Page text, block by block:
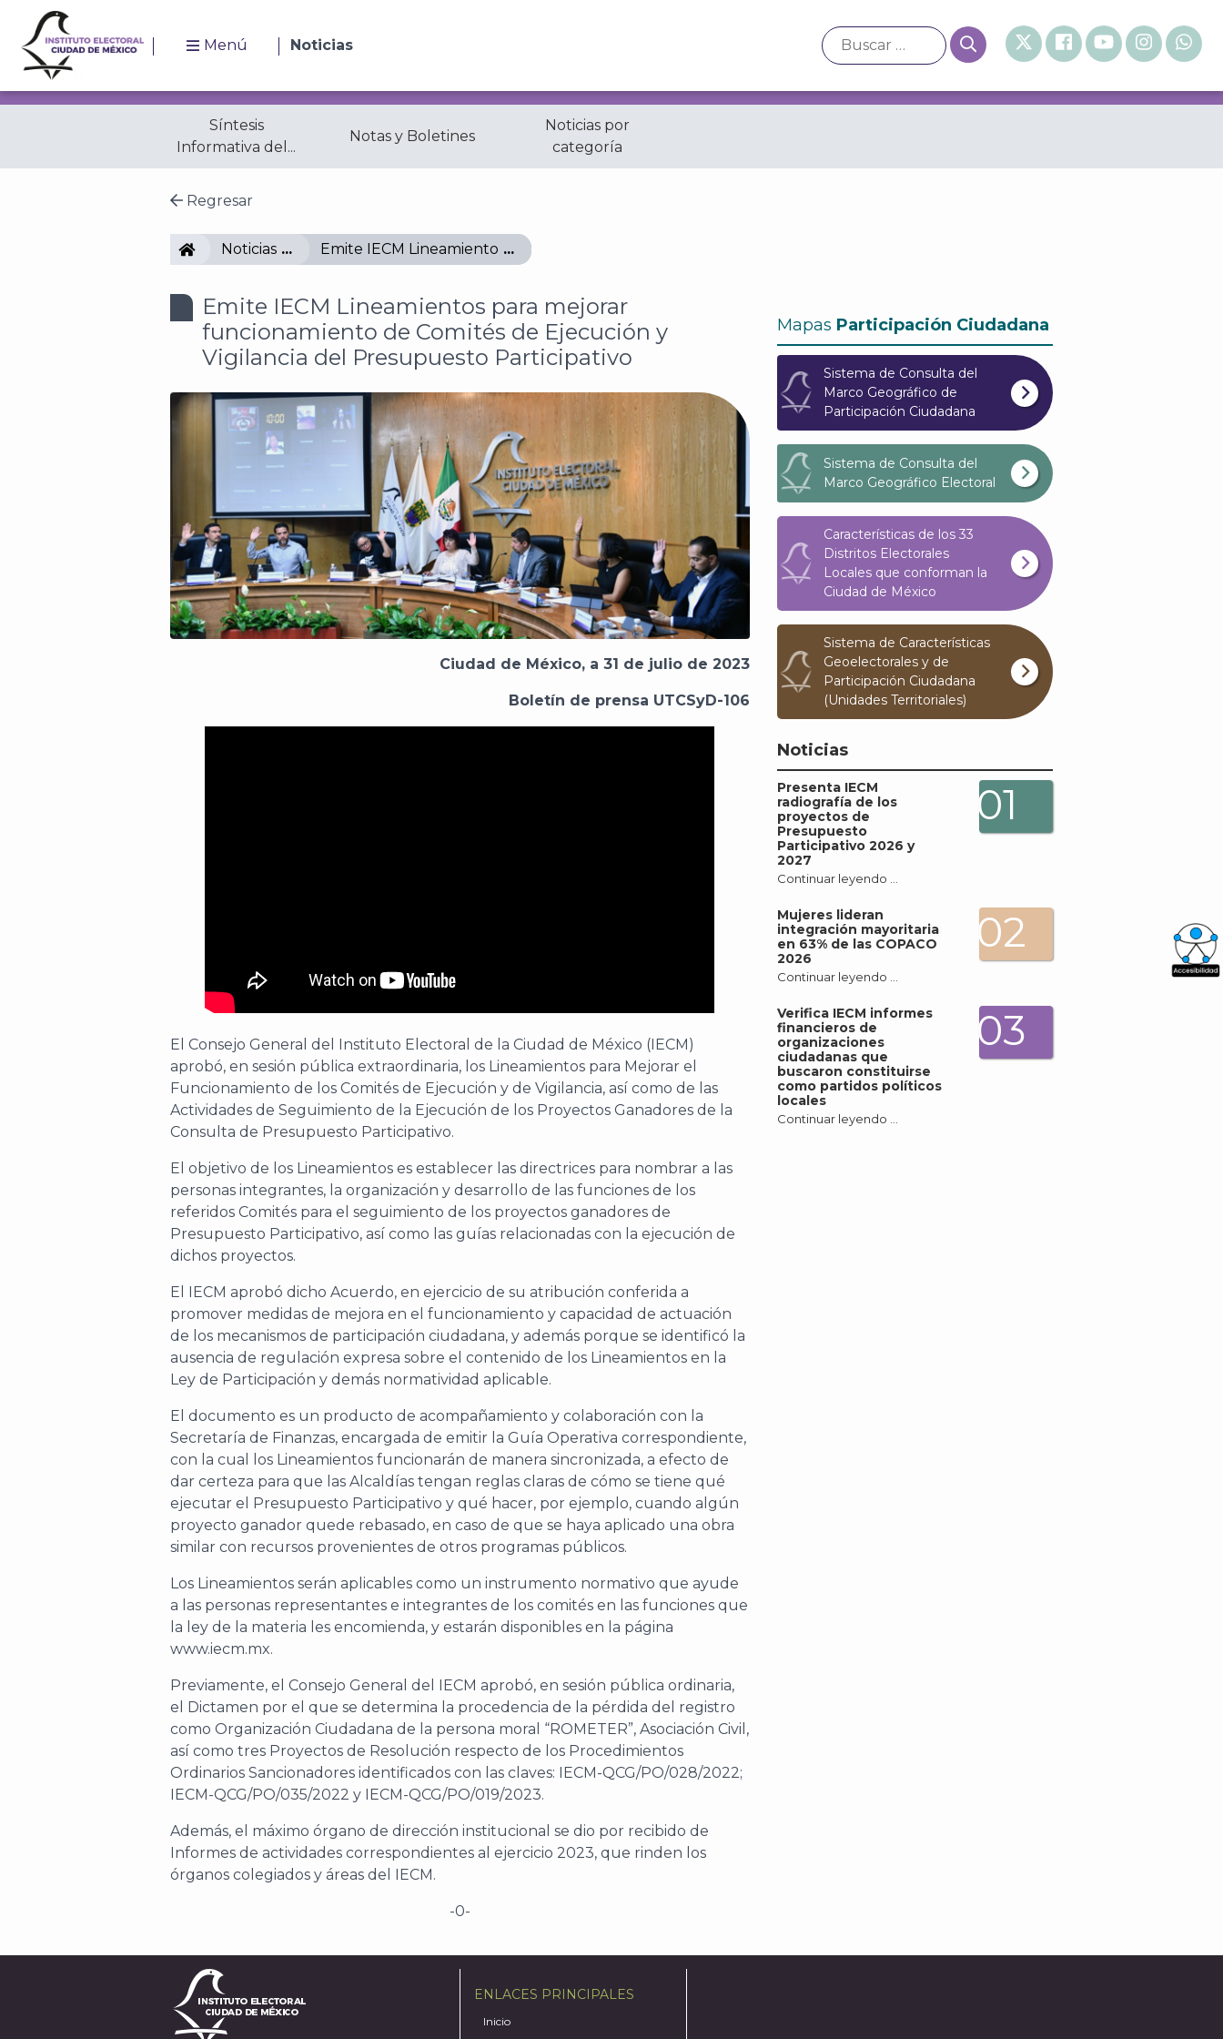
Menú Noticias
Síntesis
Informativa del...
Notas y Boletines
Noticias por
categoría
Regresar
IECMNoticias Emite IECM Lineamientos para mejorar funcionamiento de Comités de Ejecución y Vigilancia del Presupuesto Participativo
Emite IECM Lineamientos para mejorar
funcionamiento de Comités de Ejecución y
Vigilancia del Presupuesto Participativo
Ciudad de México, a 31 de julio de 2023
Boletín de prensa UTCSyD-106
El Consejo General del Instituto Electoral de la Ciudad de México (IECM)
aprobó, en sesión pública extraordinaria, los Lineamientos para Mejorar el
Funcionamiento de los Comités de Ejecución y de Vigilancia, así como de las
Actividades de Seguimiento de la Ejecución de los Proyectos Ganadores de la
Consulta de Presupuesto Participativo.
El objetivo de los Lineamientos es establecer las directrices para nombrar a las
personas integrantes, la organización y desarrollo de las funciones de los
referidos Comités para el seguimiento de los proyectos ganadores de
Presupuesto Participativo, así como las guías relacionadas con la ejecución de
dichos proyectos.
El IECM aprobó dicho Acuerdo, en ejercicio de su atribución conferida a
promover medidas de mejora en el funcionamiento y capacidad de actuación
de los mecanismos de participación ciudadana, y además porque se identificó la
ausencia de regulación expresa sobre el contenido de los Lineamientos en la
Ley de Participación y demás normatividad aplicable.
El documento es un producto de acompañamiento y colaboración con la
Secretaría de Finanzas, encargada de emitir la Guía Operativa correspondiente,
con la cual los Lineamientos funcionarán de manera sincronizada, a efecto de
dar certeza para que las Alcaldías tengan reglas claras de cómo se tiene qué
ejecutar el Presupuesto Participativo y qué hacer, por ejemplo, cuando algún
proyecto ganador quede rebasado, en caso de que se haya aplicado una obra
similar con recursos provenientes de otros programas públicos.
Los Lineamientos serán aplicables como un instrumento normativo que ayude
a las personas representantes e integrantes de los comités en las funciones que
la ley de la materia les encomienda, y estarán disponibles en la página
www.iecm.mx.
Previamente, el Consejo General del IECM aprobó, en sesión pública ordinaria,
el Dictamen por el que se determina la procedencia de la pérdida del registro
como Organización Ciudadana de la persona moral “ROMETER”, Asociación Civil,
así como tres Proyectos de Resolución respecto de los Procedimientos
Ordinarios Sancionadores identificados con las claves: IECM-QCG/PO/028/2022;
IECM-QCG/PO/035/2022 y IECM-QCG/PO/019/2023.
Además, el máximo órgano de dirección institucional se dio por recibido de
Informes de actividades correspondientes al ejercicio 2023, que rinden los
órganos colegiados y áreas del IECM.
-0-
Mapas Participación Ciudadana
Sistema de Consulta del
Marco Geográfico de
Participación Ciudadana
Sistema de Consulta del
Marco Geográfico Electoral
Características de los 33
Distritos Electorales
Locales que conforman la
Ciudad de México
Sistema de Características
Geoelectorales y de
Participación Ciudadana
(Unidades Territoriales)
Noticias
Presenta IECM
radiografía de los
proyectos de
Presupuesto
Participativo 2026 y
2027
Continuar leyendo …
01
Mujeres lideran
integración mayoritaria
en 63% de las COPACO
2026
Continuar leyendo …
02
Verifica IECM informes
financieros de
organizaciones
ciudadanas que
buscaron constituirse
como partidos políticos
locales
Continuar leyendo …
03
ENLACES PRINCIPALES
Inicio